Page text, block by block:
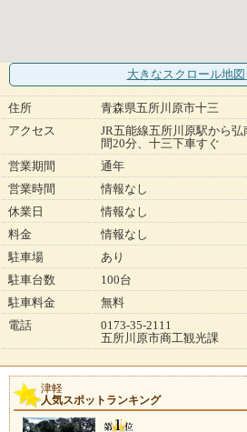
大きなスクロール地図
住所
青森県五所川原市十三
アクセス
JR五能線五所川原駅から
間20分、十三下車すぐ
営業期間
通年
営業時間
情報なし
休業日
情報なし
料金
情報なし
駐車場
あり
駐車台数
100台
駐車料金
無料
電話
0173-35-2111
五所川原市商工観光課
津軽
人気スポットランキング